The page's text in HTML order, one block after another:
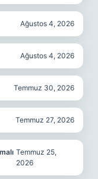
Ağustos 4, 2026
Ağustos 4, 2026
Temmuz 30, 2026
Temmuz 27, 2026
Temmuz 25,
2026